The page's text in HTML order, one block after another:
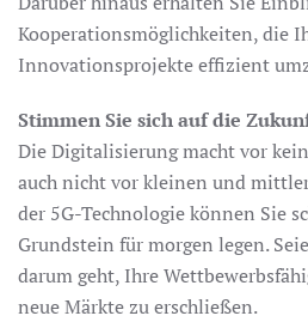
Kooperationsmöglichkeiten, die
Innovationsprojekte effizient
Stimmen Sie sich auf die
Die Digitalisierung macht vor
auch nicht vor kleinen und
der 5G-Technologie können Sie
Grundstein für morgen legen.
darum geht, Ihre
neue Märkte zu erschließen.